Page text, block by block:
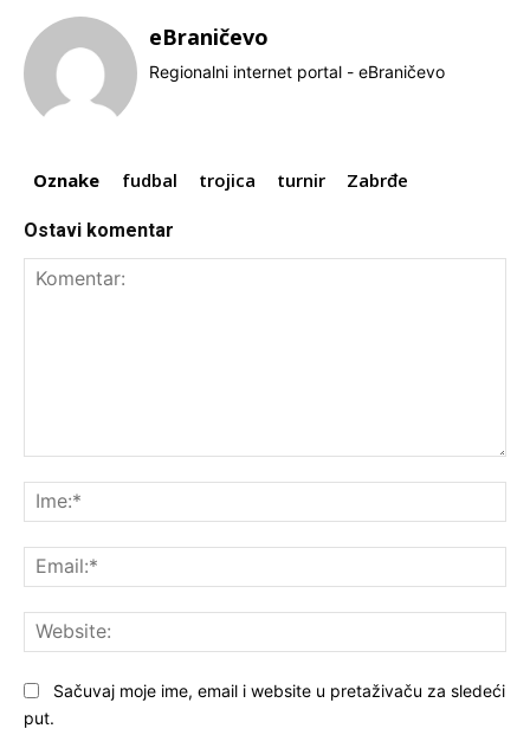
eBraničevo
Regionalni internet portal - eBraničevo
Oznake fudbal trojica turnir Zabrđe
Ostavi komentar
Sačuvaj moje ime, email i website u pretaživaču za sledeći
put.